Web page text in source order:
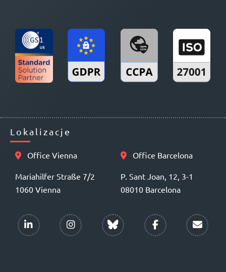
Lokalizacje
Office Vienna
Mariahilfer Straße 7/2
1060 Vienna
Office Barcelona
P. Sant Joan, 12, 3-1
08010 Barcelona